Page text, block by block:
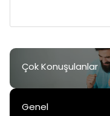
Çok Konuşulanlar
Genel